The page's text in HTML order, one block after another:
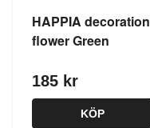
HAPPIA decoration
flower Green
185 kr
KÖP